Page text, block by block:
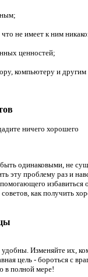
не имеет к ним
ценностей;
компьютеру и другим
ничего хорошего
одинаковыми, не
эту проблему раз и
избавиться
как получить
Изменяйте их,
цель - бороться с
в полной мере!